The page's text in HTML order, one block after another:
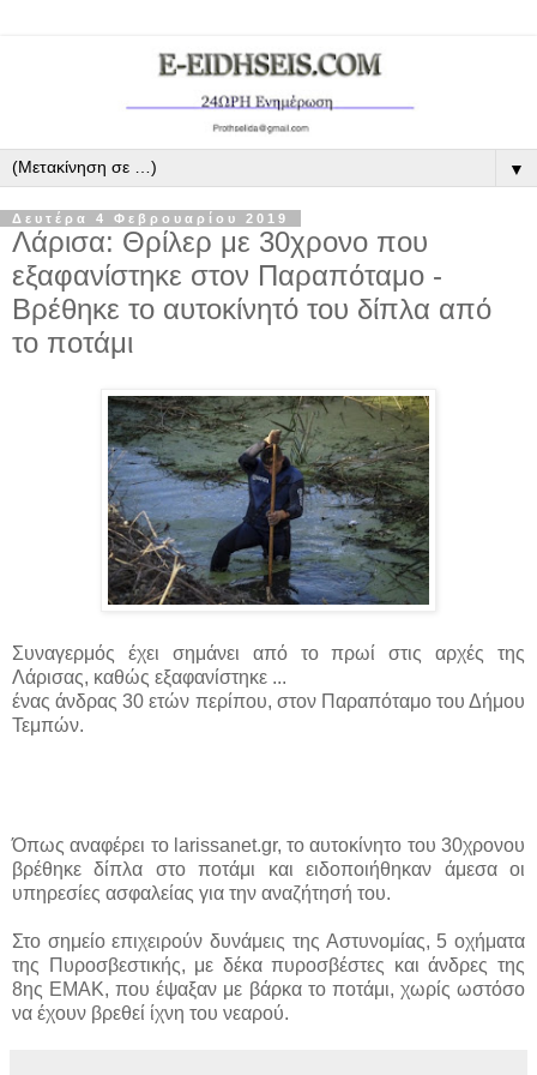
▼
Δευτέρα 4 Φεβρουαρίου 2019
Λάρισα: Θρίλερ με 30χρονο που
εξαφανίστηκε στον Παραπόταμο -
Βρέθηκε το αυτοκίνητό του δίπλα από
το ποτάμι
Συναγερμός έχει σημάνει από το πρωί στις αρχές της
Λάρισας, καθώς εξαφανίστηκε ...
ένας άνδρας 30 ετών περίπου, στον Παραπόταμο του Δήμου
Τεμπών.
Όπως αναφέρει το larissanet.gr, το αυτοκίνητο του 30χρονου
βρέθηκε δίπλα στο ποτάμι και ειδοποιήθηκαν άμεσα οι
υπηρεσίες ασφαλείας για την αναζήτησή του.
Στο σημείο επιχειρούν δυνάμεις της Αστυνομίας, 5 οχήματα
της Πυροσβεστικής, με δέκα πυροσβέστες και άνδρες της
8ης ΕΜΑΚ, που έψαξαν με βάρκα το ποτάμι, χωρίς ωστόσο
να έχουν βρεθεί ίχνη του νεαρού.